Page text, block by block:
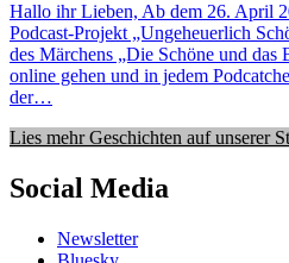
Hallo ihr Lieben, Ab dem 26. April
Podcast-Projekt „Ungeheuerlich
des Märchens „Die Schöne und das
online gehen und in jedem
der…
Lies mehr Geschichten auf unserer
Social Media
Newsletter